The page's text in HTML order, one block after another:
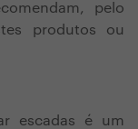
pelo
produtos ou
escadas é um